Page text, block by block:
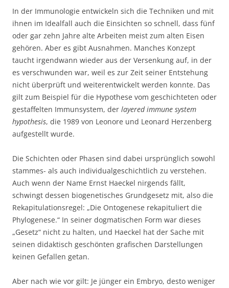
In der Immunologie entwickeln sich die Techniken und mit
ihnen im Idealfall auch die Einsichten so schnell, dass fünf
oder gar zehn Jahre alte Arbeiten meist zum alten Eisen
gehören. Aber es gibt Ausnahmen. Manches Konzept
taucht irgendwann wieder aus der Versenkung auf, in der
es verschwunden war, weil es zur Zeit seiner Entstehung
nicht überprüft und weiterentwickelt werden konnte. Das
gilt zum Beispiel für die Hypothese vom geschichteten oder
gestaffelten Immunsystem, der layered immune system
hypothesis, die 1989 von Leonore und Leonard Herzenberg
aufgestellt wurde.
Die Schichten oder Phasen sind dabei ursprünglich sowohl
stammes- als auch individualgeschichtlich zu verstehen.
Auch wenn der Name Ernst Haeckel nirgends fällt,
schwingt dessen biogenetisches Grundgesetz mit, also die
Rekapitulationsregel: „Die Ontogenese rekapituliert die
Phylogenese.“ In seiner dogmatischen Form war dieses
„Gesetz“ nicht zu halten, und Haeckel hat der Sache mit
seinen didaktisch geschönten grafischen Darstellungen
keinen Gefallen getan.
Aber nach wie vor gilt: Je jünger ein Embryo, desto weniger